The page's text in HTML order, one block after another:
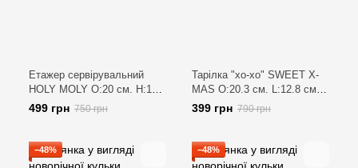
Етажер сервірувальний
HOLY MOLY O:20 см. H:10
см. L:20 см. 1000484064
499 грн 750 грн
Тарілка "хо-хо" SWEET X-
MAS O:20.3 см. L:12.8 см.
1000432523
399 грн 790 грн
−48% −48%